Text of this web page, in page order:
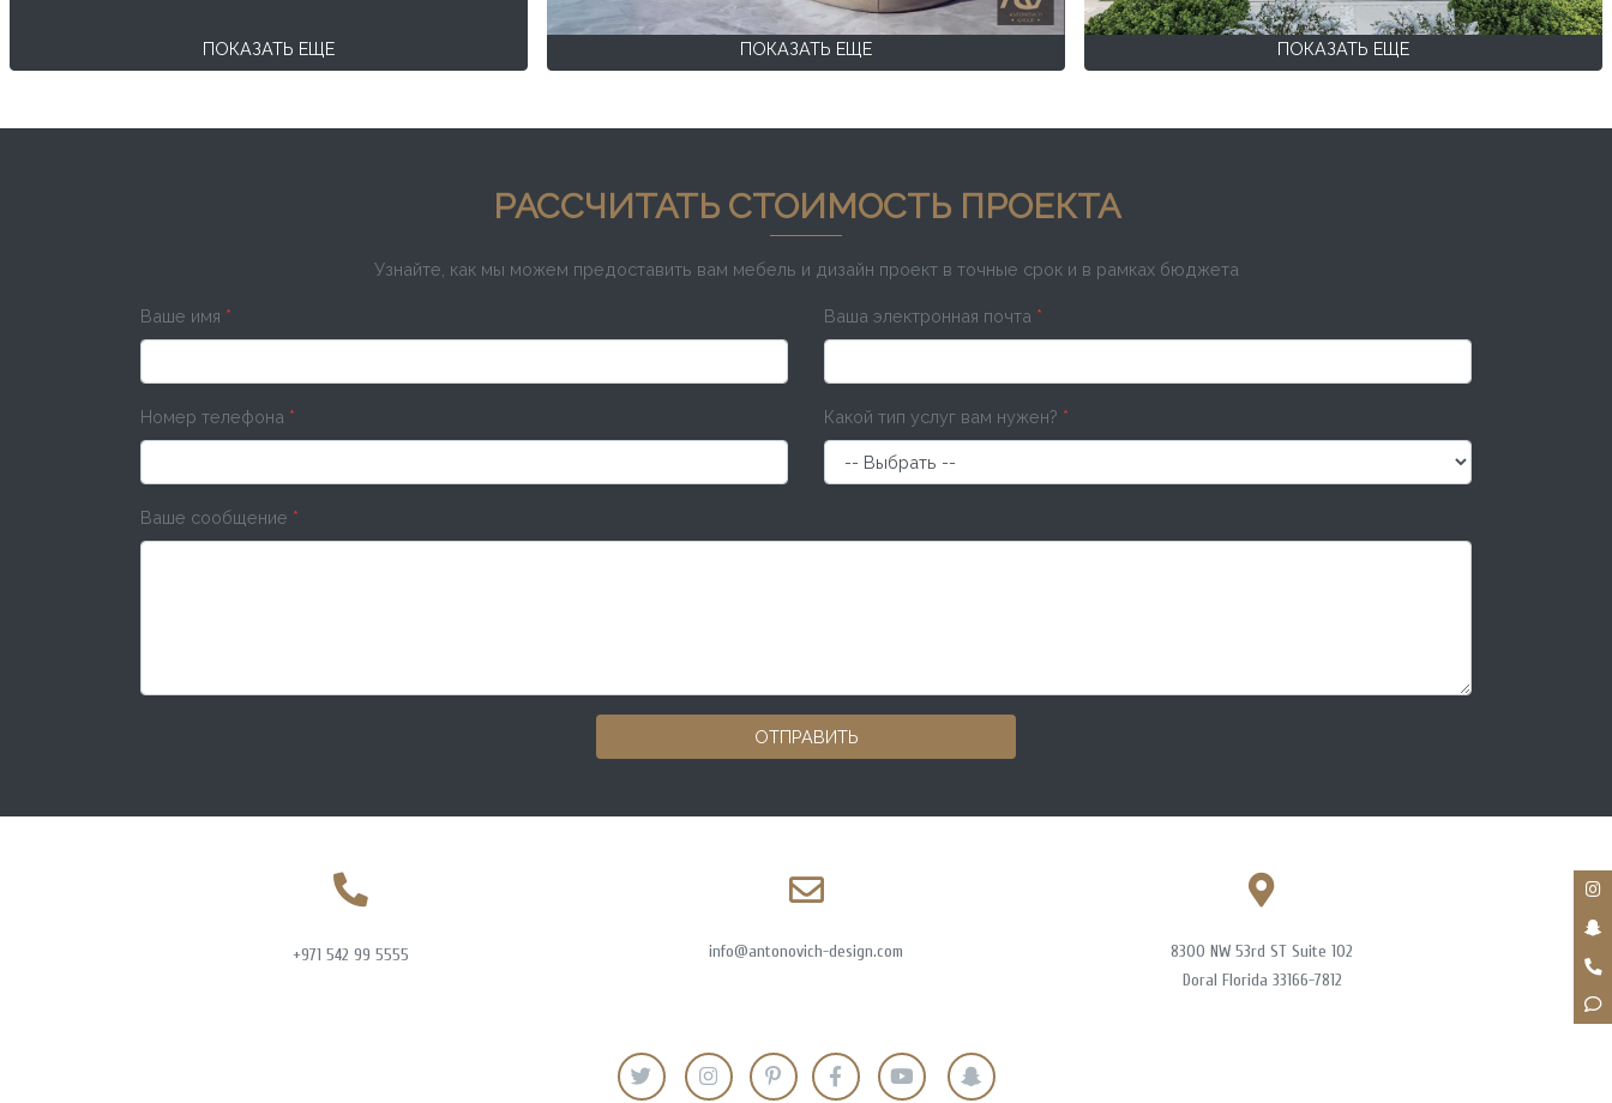
ПОКАЗАТЬ ЕЩЕ ПОКАЗАТЬ ЕЩЕ ПОКАЗАТЬ ЕЩЕ
РАССЧИТАТЬ СТОИМОСТЬ ПРОЕКТА
Узнайте, как мы можем предоставить вам мебель и дизайн проект в точные срок и в рамках бюджета
Ваше имя *
Номер телефона *
Ваша электронная почта *
Какой тип услуг вам нужен? *
Ваше сообщение *
ОТПРАВИТЬ
+971 542 99 5555 info@antonovich-design.com
8300 NW 53rd ST Suite 102
Doral Florida 33166-7812